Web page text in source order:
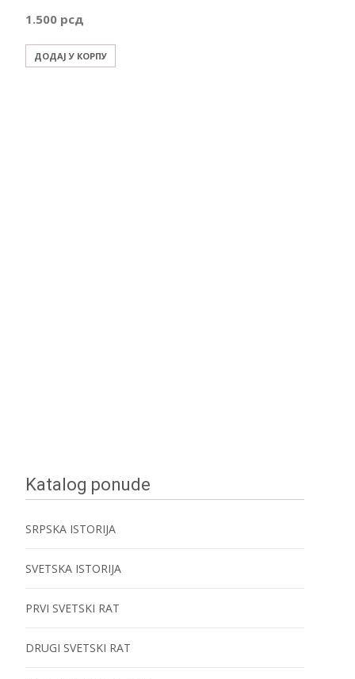
1.500 рсд
ДОДАЈ У КОРПУ
Katalog ponude
SRPSKA ISTORIJA
SVETSKA ISTORIJA
PRVI SVETSKI RAT
DRUGI SVETSKI RAT